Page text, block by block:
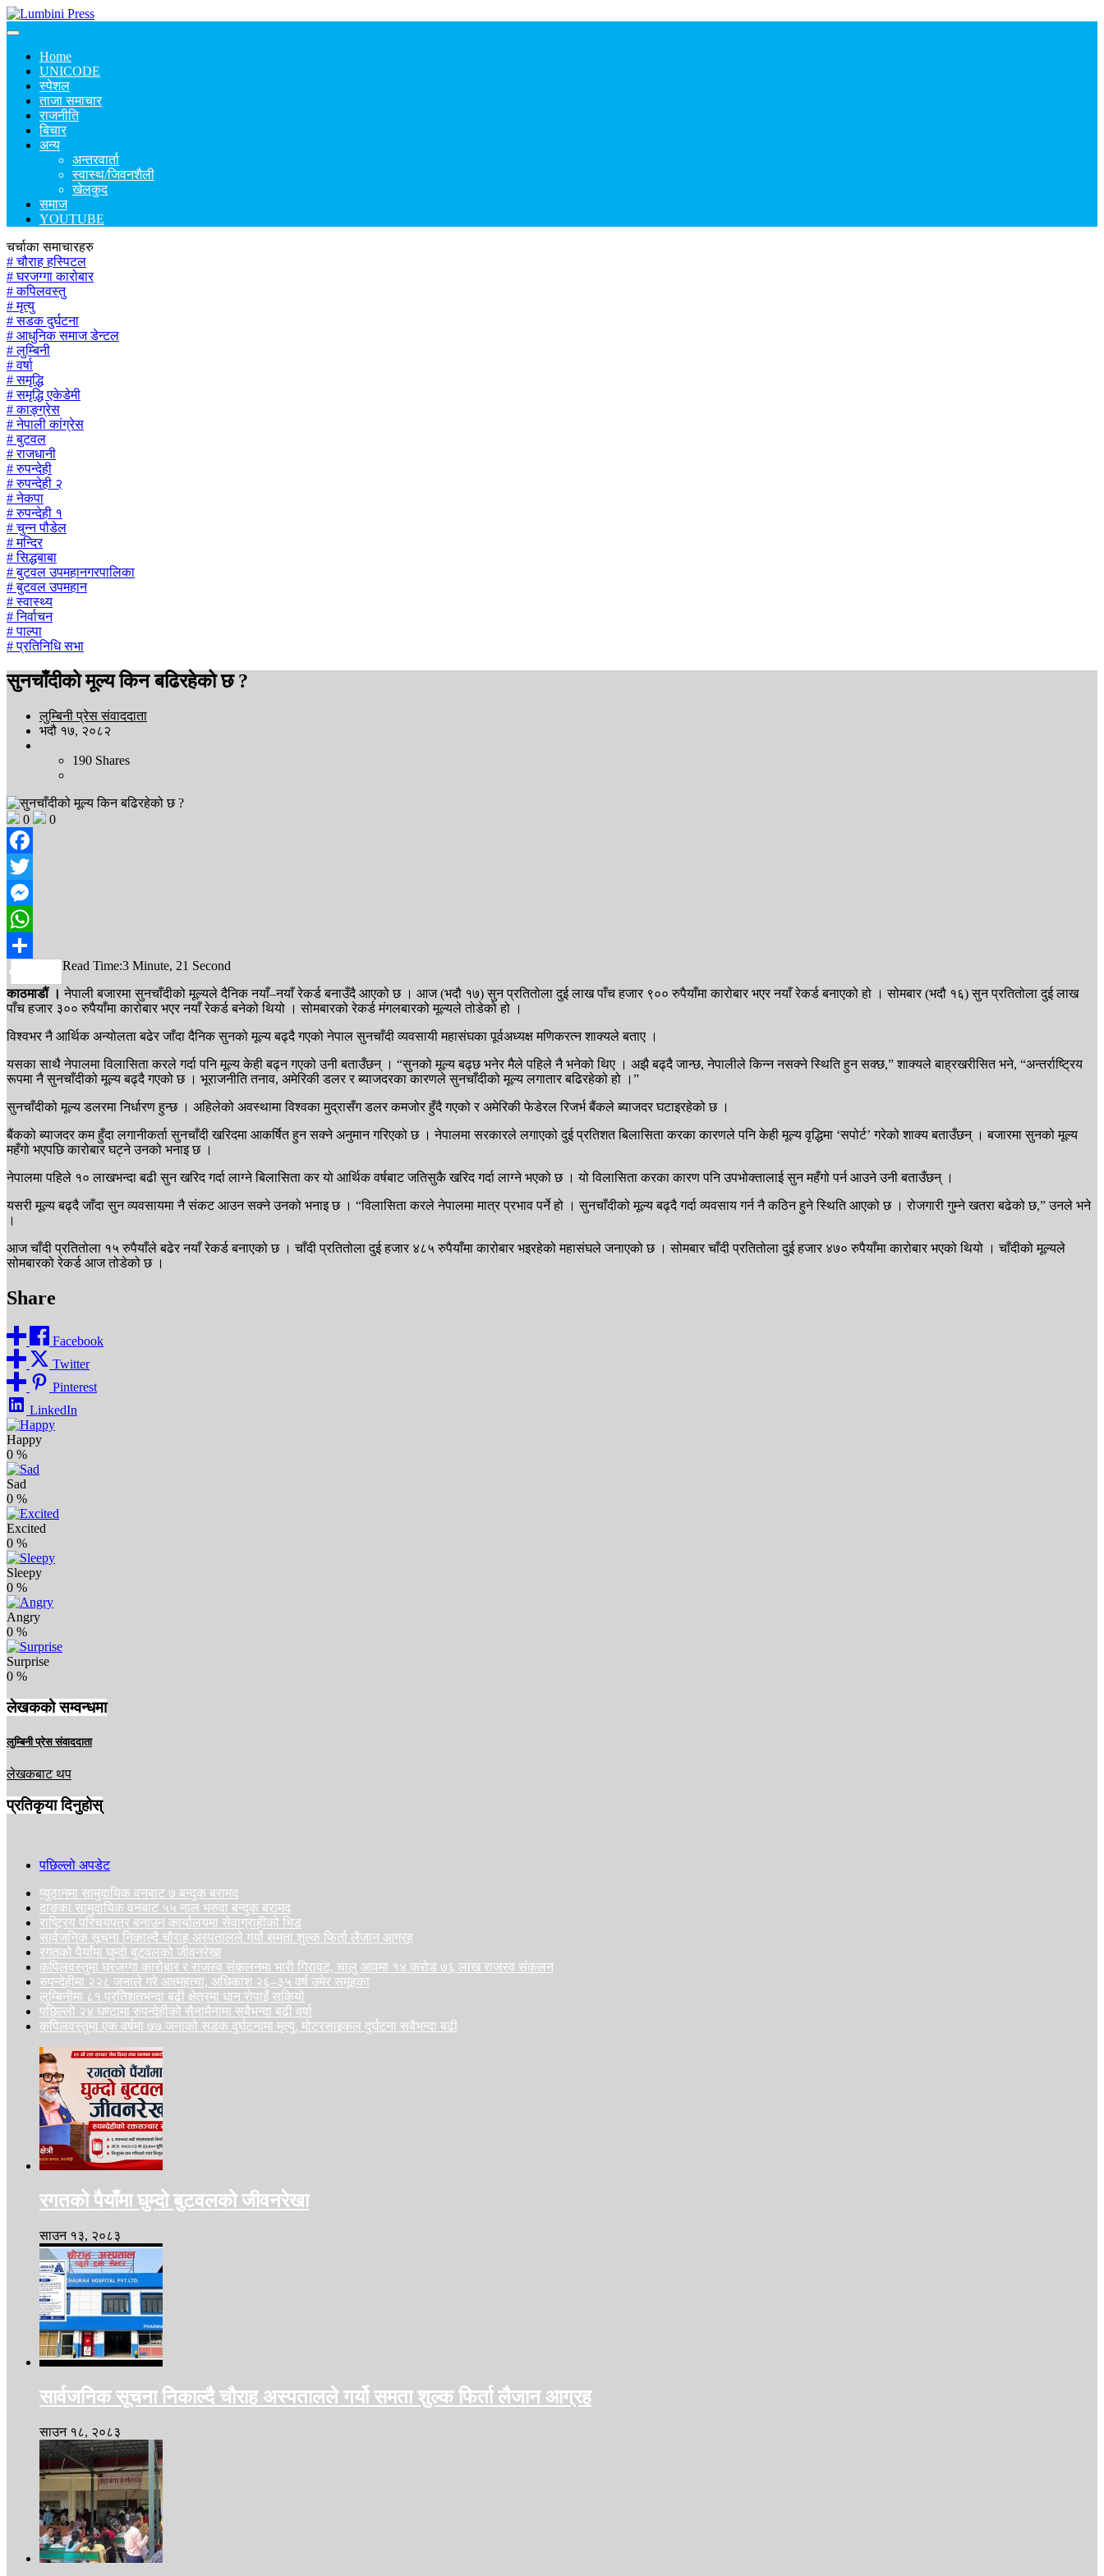
Home
UNICODE
स्पेशल
ताजा समाचार
राजनीति
बिचार
अन्य
अन्तरवार्ता
स्वास्थ/जिवनशैली
खेलकुद
समाज
YOUTUBE
चर्चाका समाचारहरु
# चौराह हस्पिटल
# घरजग्गा कारोबार
# कपिलवस्तु
# मृत्यु
# सडक दुर्घटना
# आधुनिक समाज डेन्टल
# लुम्बिनी
# वर्षा
# समृद्धि
# समृद्धि एकेडेमी
# काङ्ग्रेस
# नेपाली कांग्रेस
# बुटवल
# राजधानी
# रुपन्देही
# रुपन्देही २
# नेकपा
# रुपन्देही १
# चुन्न पौडेल
# मन्दिर
# सिद्धबाबा
# बुटवल उपमहानगरपालिका
# बुटवल उपमहान
# स्वास्थ्य
# निर्वाचन
# पाल्पा
# प्रतिनिधि सभा
सुनचाँदीको मूल्य किन बढिरहेको छ ?
लुम्बिनी प्रेस संवाददाता
भदौ १७, २०८२
190 Shares
0 0
Facebook
Twitter
Messenger
WhatsApp
Share
Read Time:3 Minute, 21 Second
काठमाडौं ।नेपाली बजारमा सुनचाँदीको मूल्यले दैनिक नयाँ–नयाँ रेकर्ड बनाउँदै आएको छ । आज (भदौ १७) सुन प्रतितोला दुई लाख पाँच हजार ९०० रुपैयाँमा कारोबार भएर नयाँ रेकर्ड बनाएको हो । सोमबार (भदौ १६) सुन प्रतितोला दुई लाख
पाँच हजार ३०० रुपैयाँमा कारोबार भएर नयाँ रेकर्ड बनेको थियो । सोमबारको रेकर्ड मंगलबारको मूल्यले तोडेको हो ।
विश्वभर नै आर्थिक अन्योलता बढेर जाँदा दैनिक सुनको मूल्य बढ्दै गएको नेपाल सुनचाँदी व्यवसायी महासंघका पूर्वअध्यक्ष मणिकरत्न शाक्यले बताए ।
यसका साथै नेपालमा विलासिता करले गर्दा पनि मूल्य केही बढ्न गएको उनी बताउँछन् । “सुनको मूल्य बढ्छ भनेर मैले पहिले नै भनेको थिए । अझै बढ्दै जान्छ, नेपालीले किन्न नसक्ने स्थिति हुन सक्छ,” शाक्यले बाह्रखरीसित भने, “अन्तर्राष्ट्रिय
रूपमा नै सुनचाँदीको मूल्य बढ्दै गएको छ । भूराजनीति तनाव, अमेरिकी डलर र ब्याजदरका कारणले सुनचाँदीको मूल्य लगातार बढिरहेको हो ।”
सुनचाँदीको मूल्य डलरमा निर्धारण हुन्छ । अहिलेको अवस्थामा विश्वका मुद्रासँग डलर कमजोर हुँदै गएको र अमेरिकी फेडेरल रिजर्भ बैंकले ब्याजदर घटाइरहेको छ ।
बैंकको ब्याजदर कम हुँदा लगानीकर्ता सुनचाँदी खरिदमा आकर्षित हुन सक्ने अनुमान गरिएको छ । नेपालमा सरकारले लगाएको दुई प्रतिशत बिलासिता करका कारणले पनि केही मूल्य वृद्धिमा ‘सपोर्ट’ गरेको शाक्य बताउँछन् । बजारमा सुनको मूल्य
महँगो भएपछि कारोबार घट्ने उनको भनाइ छ ।
नेपालमा पहिले १० लाखभन्दा बढी सुन खरिद गर्दा लाग्ने बिलासिता कर यो आर्थिक वर्षबाट जतिसुकै खरिद गर्दा लाग्ने भएको छ । यो विलासिता करका कारण पनि उपभोक्तालाई सुन महँगो पर्न आउने उनी बताउँछन् ।
यसरी मूल्य बढ्दै जाँदा सुन व्यवसायमा नै संकट आउन सक्ने उनको भनाइ छ । “विलासिता करले नेपालमा मात्र प्रभाव पर्ने हो । सुनचाँदीको मूल्य बढ्दै गर्दा व्यवसाय गर्न नै कठिन हुने स्थिति आएको छ । रोजगारी गुम्ने खतरा बढेको छ,” उनले भने
।
आज चाँदी प्रतितोला १५ रुपैयाँले बढेर नयाँ रेकर्ड बनाएको छ । चाँदी प्रतितोला दुई हजार ४८५ रुपैयाँमा कारोबार भइरहेको महासंघले जनाएको छ । सोमबार चाँदी प्रतितोला दुई हजार ४७० रुपैयाँमा कारोबार भएको थियो । चाँदीको मूल्यले
सोमबारको रेकर्ड आज तोडेको छ ।
Share
Facebook
Twitter
Pinterest
LinkedIn
Happy
0 %
Sad
0 %
Excited
0 %
Sleepy
0 %
Angry
0 %
Surprise
0 %
लेखकको सम्वन्धमा
लुम्बिनी प्रेस संवाददाता
लेखकबाट थप
प्रतिकृया दिनुहोस्
पछिल्लो अपडेट
प्युठानमा सामुदायिक वनबाट ७ बन्दुक बरामद
दाङका सामुदायिक वनबाट ५५ नाल भरुवा बन्दुक बरामद
राष्ट्रिय परिचयपत्र बनाउन कार्यालयमा सेवाग्राहीको भिड
सार्वजनिक सूचना निकाल्दै चौराह अस्पतालले गर्यो समता शुल्क फिर्ता लैजान आग्रह
रगतको पैयाँमा घुम्दो बुटवलको जीवनरेखा
कपिलवस्तुमा घरजग्गा कारोबार र राजस्व संकलनमा भारी गिरावट, चालु आवमा १४ करोड ७६ लाख राजस्व संकलन
रुपन्देहीमा २२८ जनाले गरे आत्महत्या, अधिकांश २६–३५ वर्ष उमेर समूहका
लुम्बिनीमा ८१ प्रतिशतभन्दा बढी क्षेत्रमा धान रोपाइँ सकियो
पछिल्लो २४ घण्टामा रुपन्देहीको सैनामैनामा सबैभन्दा बढी वर्षा
कपिलवस्तुमा एक वर्षमा ७७ जनाको सडक दुर्घटनामा मृत्यु, मोटरसाइकल दुर्घटना सबैभन्दा बढी
रगतको पैयाँमा घुम्दो बुटवलको जीवनरेखा
साउन १३, २०८३
सार्वजनिक सूचना निकाल्दै चौराह अस्पतालले गर्यो समता शुल्क फिर्ता लैजान आग्रह
साउन १८, २०८३